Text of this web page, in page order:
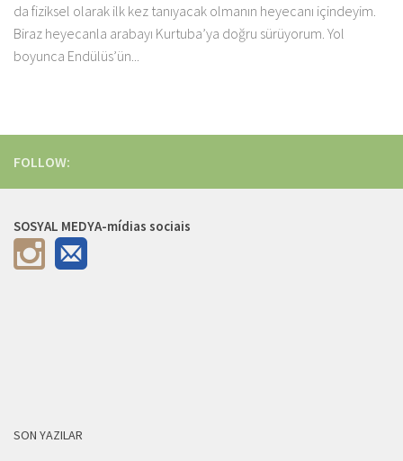
da fiziksel olarak ilk kez tanıyacak olmanın heyecanı içindeyim.
Biraz heyecanla arabayı Kurtuba’ya doğru sürüyorum. Yol
boyunca Endülüs’ün...
FOLLOW:
SOSYAL MEDYA-mídias sociais
SON YAZILAR